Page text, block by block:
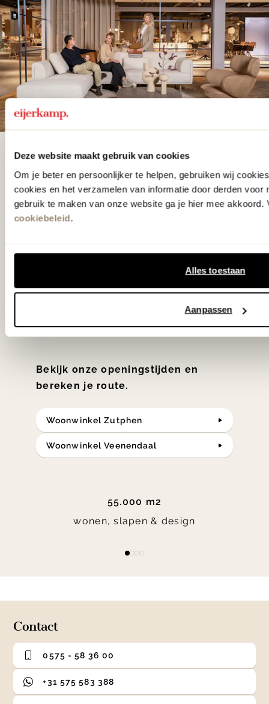
Deze website maakt gebruik van cookies
Om je beter en persoonlijker te helpen, gebruiken wij
cookies en het verzamelen van informatie door derden voor
gebruik te maken van onze website ga je hier mee akkoord.
cookiebeleid.
Alles toestaan
Aanpassen
De woonwinkel
gezien op tv!
Wie kent het programma vtwonen
hebben met liefde de mooiste woon-,
samengesteld met de mooiste
klassiekers en de nieuwste ontwerpen
Bekijk onze openingstijden en
bereken je route.
Woonwinkel Zutphen
Woonwinkel Veenendaal
55.000 m2
wonen, slapen & design
Contact
0575 - 58 36 00
+31 575 583 388